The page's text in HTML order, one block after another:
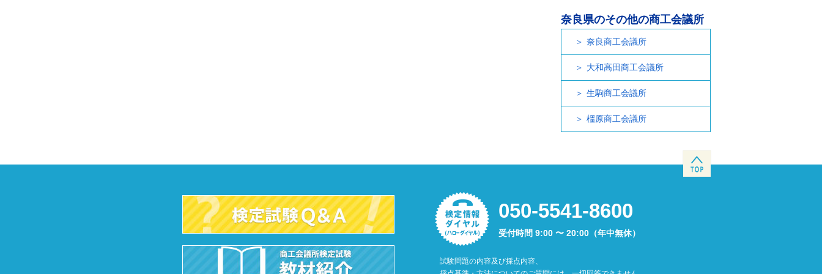
奈良県のその他の商工会議所
奈良商工会議所
大和高田商工会議所
生駒商工会議所
橿原商工会議所
050-5541-8600
受付時間 9:00 〜 20:00（年中無休）
試験問題の内容及び採点内容、